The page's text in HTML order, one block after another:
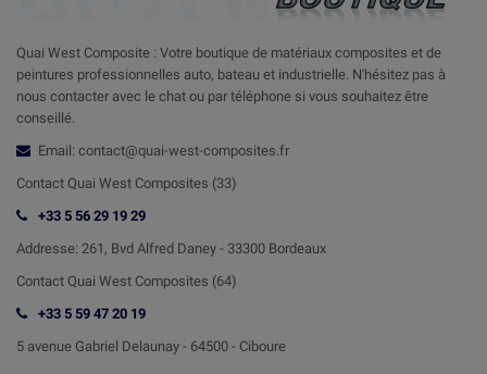
Quai West Composite : Votre boutique de matériaux composites et de
peintures professionnelles auto, bateau et industrielle. N'hésitez pas à
nous contacter avec le chat ou par téléphone si vous souhaitez être
conseillé.
Email: contact@quai-west-composites.fr
Contact Quai West Composites (33)
+33 5 56 29 19 29
Addresse: 261, Bvd Alfred Daney - 33300 Bordeaux
Contact Quai West Composites (64)
+33 5 59 47 20 19
5 avenue Gabriel Delaunay - 64500 - Ciboure